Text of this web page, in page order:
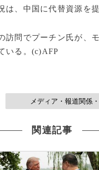
、中国に代替資源を
訪問でプーチン氏が、
いる。(c)AFP
メディア・報道関係
関連記事